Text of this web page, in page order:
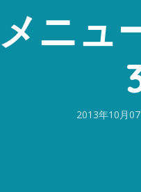
ニ
2013年10月